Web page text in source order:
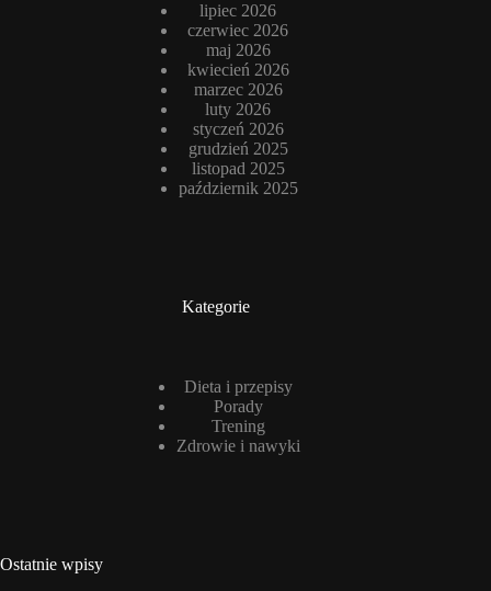
lipiec 2026
czerwiec 2026
maj 2026
kwiecień 2026
marzec 2026
luty 2026
styczeń 2026
grudzień 2025
listopad 2025
październik 2025
Kategorie
Dieta i przepisy
Porady
Trening
Zdrowie i nawyki
Ostatnie wpisy